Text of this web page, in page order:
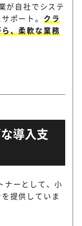
が自社でシステ
ポート。 クラ
、柔軟な業務
導入支
ーとして、小
提供していま